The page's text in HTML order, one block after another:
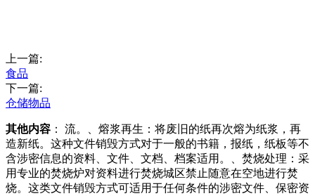
上一篇:
食品
下一篇:
仓储物品
其他内容 ： 流。、熔浆再生：将废旧的纸再次熔为纸浆，再
造新纸。这种文件销毁方式对于一般的书籍，报纸，纸板等不
含涉密信息的资料、文件、文档、档案适用。、焚烧处理：采
用专业的焚烧炉对资料进行焚烧城区禁止随意在空地进行焚
烧。这类文件销毁方式可适用于任何条件的涉密文件、保密资